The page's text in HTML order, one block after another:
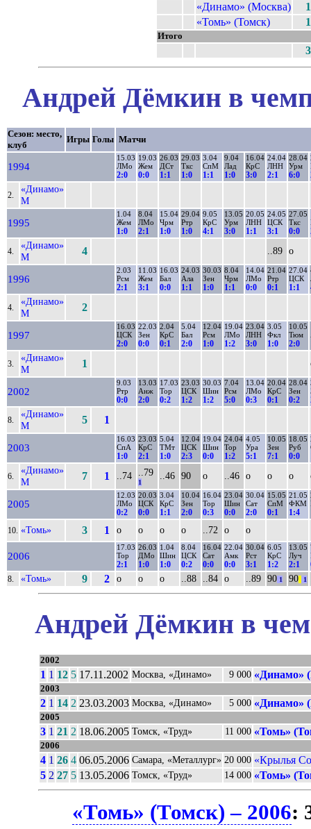
«Динамо» (Москва)
«Томь» (Томск)
Итого
Андрей Дёмкин в
Сезон: место,
клуб
Игры Голы Матчи
1994
15.03
ЛМо
2:0
19.03
Жем
0:0
26.03
ДСт
1:1
29.03
Ткс
1:0
3.04
СпМ
1:1
9.04
Лад
1:0
16.04
КрС
3:0
24.04
ЛНН
2:1
28.04
Урм
6:0
2.
«Динамо»
М
1995
1.04
Жем
1:0
8.04
ЛМо
2:1
15.04
Чрм
1:0
29.04
Ртр
1:0
9.05
КрС
4:1
13.05
Урм
3:0
20.05
ЛНН
1:1
24.05
ЦСК
3:1
27.05
Ткс
0:0
4.
«Динамо»
М
4 ..89 о
1996
2.03
Рсм
2:1
11.03
Жем
3:1
16.03
Бал
0:0
24.03
Ала
1:1
30.03
Зен
1:0
8.04
Чрм
1:1
14.04
ЛМо
0:0
21.04
Ртр
0:1
27.04
ЦСК
1:1
4.
«Динамо»
М
2
1997
16.03
ЦСК
2:0
22.03
Зен
0:0
2.04
КрС
0:1
5.04
Бал
2:0
12.04
Рсм
1:0
19.04
ЛМо
1:2
23.04
ЛНН
3:0
3.05
Фкл
1:0
10.05
Тюм
2:0
3.
«Динамо»
М
1
2002
9.03
Ртр
0:0
13.03
Анж
2:0
17.03
Тор
0:2
23.03
ЦСК
1:2
30.03
Шин
1:2
7.04
Рсм
5:0
13.04
ЛМо
0:3
20.04
КрС
0:1
28.04
Зен
0:2
8.
«Динамо»
М
5 1
2003
16.03
СпА
1:0
23.03
КрС
2:1
5.04
ТМт
1:0
12.04
ЦСК
2:3
19.04
Шин
0:0
24.04
Тор
1:2
4.05
Ура
5:1
10.05
Зен
7:1
18.05
Руб
0:0
6.
«Динамо»
М
7 1 ..74 ..79
1
..46 90 о ..46 о о о
2005
12.03
ЛМо
0:2
20.03
ЦСК
0:0
3.04
КрС
1:1
10.04
Зен
2:0
16.04
Тор
0:3
23.04
Шин
0:0
30.04
Сат
2:0
15.05
СпМ
0:1
21.05
ФКМ
1:4
10. «Томь» 3 1 о о о о ..72 о о
2006
17.03
Тор
2:1
26.03
ДМо
1:0
1.04
Шин
1:0
8.04
ЦСК
0:2
16.04
Сат
0:0
22.04
Амк
0:0
30.04
Рст
3:1
6.05
КрС
1:2
13.05
Луч
2:1
8. «Томь» 9 2 о о о ..88 ..84 о ..89 90 1 90 1
Андрей Дёмкин в
2002
1 1 12 5 17.11.2002 Москва, «Динамо» 9 000 «Динамо»
2003
2 1 14 2 23.03.2003 Москва, «Динамо» 5 000 «Динамо»
2005
3 1 21 2 18.06.2005 Томск, «Труд» 11 000 «Томь»
2006
4 1 26 4 06.05.2006 Самара, «Металлург» 20 000 «Крылья
5 2 27 5 13.05.2006 Томск, «Труд» 14 000 «Томь»
«Томь» (Томск) – 2006: